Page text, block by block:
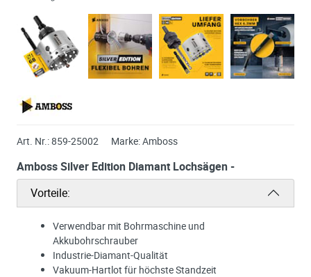
Art. Nr.:859-25002 Marke:Amboss
Amboss Silver Edition Diamant Lochsägen -
Vorteile:
Verwendbar mit Bohrmaschine und
Akkubohrschrauber
Industrie-Diamant-Qualität
Vakuum-Hartlot für höchste Standzeit